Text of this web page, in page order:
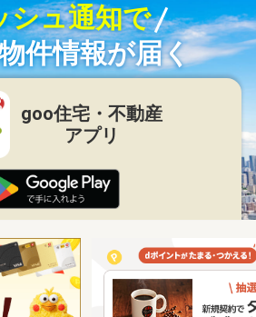
シュ通知で
件情報が届く
goo住宅・不動産
アプリ